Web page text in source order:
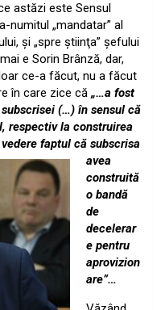
astăzi este Sensul
numitul „mandatar” al
şi „spre ştiinţa” şefului
e Sorin Brânză, dar,
ce-a făcut, nu a făcut
în care zice că „…a fost
(…) în sensul că
respectiv la construirea
faptul că subscrisa
avea
construită
o bandă
de
decelerar
e pentru
aprovizion
are”…